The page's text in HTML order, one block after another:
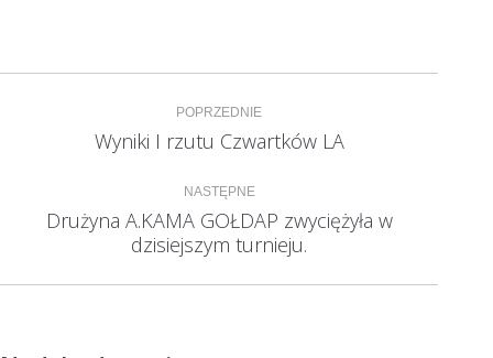
Nawigacja
wpisów
POPRZEDNIE
Poprzedni
Wyniki I rzutu Czwartków LA
NASTĘPNE
Następny
wpis:
Drużyna A.KAMA GOŁDAP zwyciężyła w
dzisiejszym turnieju.